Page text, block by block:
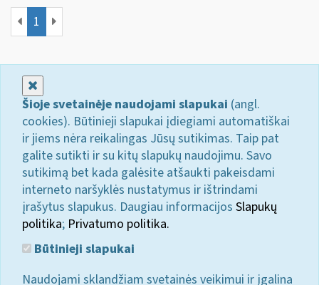
1
Šioje svetainėje naudojami slapukai (angl.
cookies). Būtinieji slapukai įdiegiami automatiškai
ir jiems nėra reikalingas Jūsų sutikimas. Taip pat
galite sutikti ir su kitų slapukų naudojimu. Savo
sutikimą bet kada galėsite atšaukti pakeisdami
interneto naršyklės nustatymus ir ištrindami
įrašytus slapukus. Daugiau informacijos Slapukų
politika; Privatumo politika.
Būtinieji slapukai
Naudojami sklandžiam svetainės veikimui ir įgalina